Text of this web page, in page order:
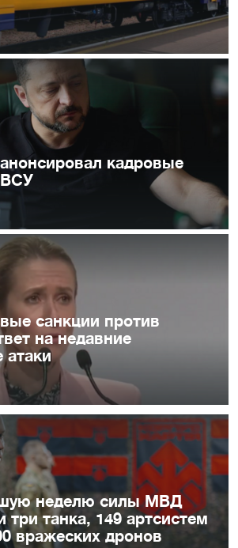
кадровые
санкции против
на недавние
атаки
неделю силы МВД
три танка, 149 артсистем
вражеских дронов